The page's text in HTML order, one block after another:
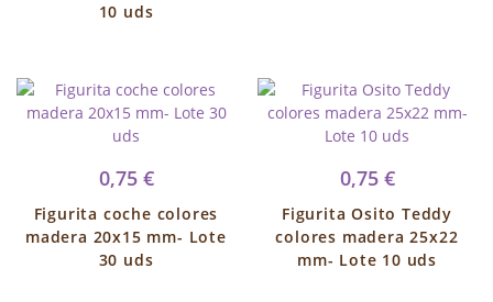
10 uds
0,75 €
Figurita coche colores
madera 20x15 mm- Lote
30 uds
0,75 €
Figurita Osito Teddy
colores madera 25x22
mm- Lote 10 uds